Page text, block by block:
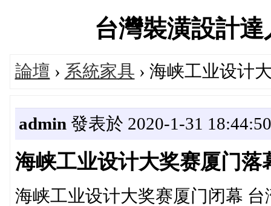
台灣裝潢設計
論壇 › 系統家具 › 海峡工业设计
admin 發表於 2020-1-31 18:44:50
海峡工业设计大奖赛厦门
海峡工业设计大奖赛厦门闭幕